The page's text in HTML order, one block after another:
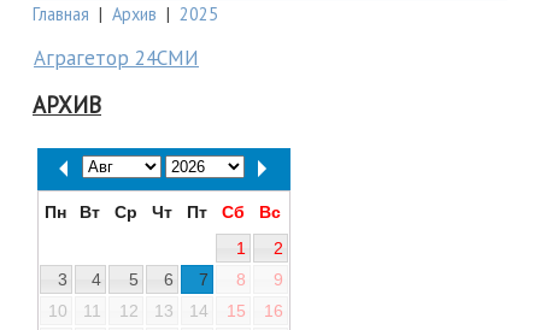
Главная | Архив | 2025
Аграгетор 24СМИ
АРХИВ
Пн Вт Ср Чт Пт Сб
Вс
1
2
3
4 5 6 7 8
9
10
11 12 13 14 15
16